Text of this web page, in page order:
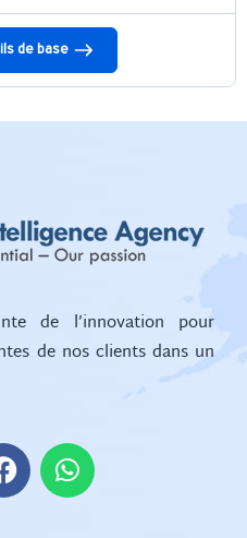
de base
de l’innovation pour
de nos clients dans un